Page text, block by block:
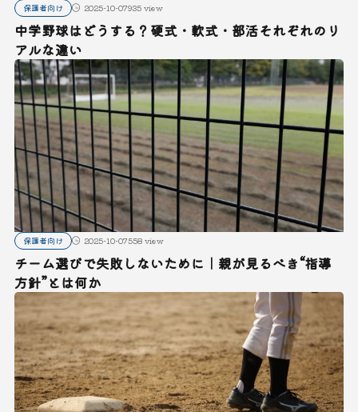
保護者向け 2025-10-07935 view
中学野球はどうする？硬式・軟式・部活それぞれのリ
アルな違い
保護者向け 2025-10-07558 view
チーム選びで失敗しないために｜親が見るべき“指導
方針”とは何か